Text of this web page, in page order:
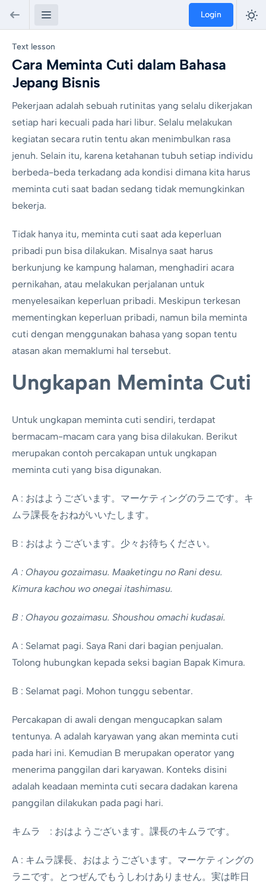
Login
Text lesson
Cara Meminta Cuti dalam Bahasa
Jepang Bisnis
Pekerjaan adalah sebuah rutinitas yang selalu dikerjakan
setiap hari kecuali pada hari libur. Selalu melakukan
kegiatan secara rutin tentu akan menimbulkan rasa
jenuh. Selain itu, karena ketahanan tubuh setiap individu
berbeda-beda terkadang ada kondisi dimana kita harus
meminta cuti saat badan sedang tidak memungkinkan
bekerja.
Tidak hanya itu, meminta cuti saat ada keperluan
pribadi pun bisa dilakukan. Misalnya saat harus
berkunjung ke kampung halaman, menghadiri acara
pernikahan, atau melakukan perjalanan untuk
menyelesaikan keperluan pribadi. Meskipun terkesan
mementingkan keperluan pribadi, namun bila meminta
cuti dengan menggunakan bahasa yang sopan tentu
atasan akan memaklumi hal tersebut.
Ungkapan Meminta Cuti
Untuk ungkapan meminta cuti sendiri, terdapat
bermacam-macam cara yang bisa dilakukan. Berikut
merupakan contoh percakapan untuk ungkapan
meminta cuti yang bisa digunakan.
A : おはようございます。マーケティングのラニです。キ
ムラ課長をおねがいいたします。
B : おはようございます。少々お待ちください。
A : Ohayou gozaimasu. Maaketingu no Rani desu.
Kimura kachou wo onegai itashimasu.
B : Ohayou gozaimasu. Shoushou omachi kudasai.
A : Selamat pagi. Saya Rani dari bagian penjualan.
Tolong hubungkan kepada seksi bagian Bapak Kimura.
B : Selamat pagi. Mohon tunggu sebentar.
Percakapan di awali dengan mengucapkan salam
tentunya. A adalah karyawan yang akan meminta cuti
pada hari ini. Kemudian B merupakan operator yang
menerima panggilan dari karyawan. Konteks disini
adalah keadaan meminta cuti secara dadakan karena
panggilan dilakukan pada pagi hari.
キムラ : おはようございます。課長のキムラです。
A : キムラ課長、おはようございます。マーケティングの
ラニです。とつぜんでもうしわけありません。実は昨日